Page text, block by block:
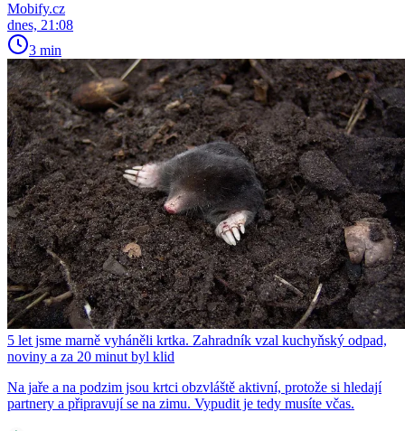
Mobify.cz
dnes, 21:08
3 min
5 let jsme marně vyháněli krtka. Zahradník vzal kuchyňský odpad,
noviny a za 20 minut byl klid
Na jaře a na podzim jsou krtci obzvláště aktivní, protože si hledají
partnery a připravují se na zimu. Vypudit je tedy musíte včas.